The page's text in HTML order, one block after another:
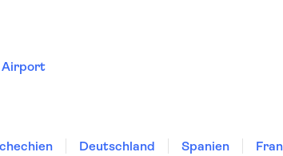
Airport
Deutschland Spanien